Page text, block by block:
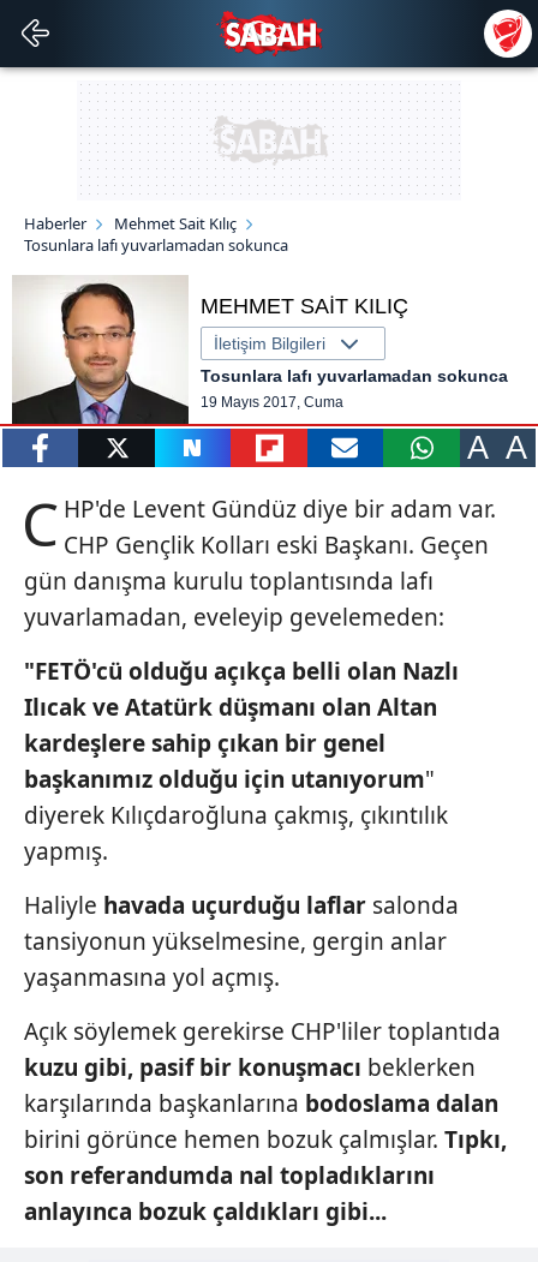
Haberler
Mehmet Sait Kılıç
Tosunlara lafı yuvarlamadan sokunca
MEHMET SAİT KILIÇ
İletişim Bilgileri
Tosunlara lafı yuvarlamadan sokunca
19 Mayıs 2017, Cuma
gönder
A A
C HP'de Levent Gündüz diye bir adam var.
CHP Gençlik Kolları eski Başkanı. Geçen
gün danışma kurulu toplantısında lafı
yuvarlamadan, eveleyip gevelemeden:
"FETÖ'cü olduğu açıkça belli olan Nazlı
Ilıcak ve Atatürk düşmanı olan Altan
kardeşlere sahip çıkan bir genel
başkanımız olduğu için utanıyorum"
diyerek Kılıçdaroğluna çakmış, çıkıntılık
yapmış.
Haliyle havada uçurduğu laflar salonda
tansiyonun yükselmesine, gergin anlar
yaşanmasına yol açmış.
Açık söylemek gerekirse CHP'liler toplantıda
kuzu gibi, pasif bir konuşmacı beklerken
karşılarında başkanlarına bodoslama dalan
birini görünce hemen bozuk çalmışlar. Tıpkı,
son referandumda nal topladıklarını
anlayınca bozuk çaldıkları gibi...